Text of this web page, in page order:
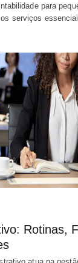
para
serviços
Rotinas,